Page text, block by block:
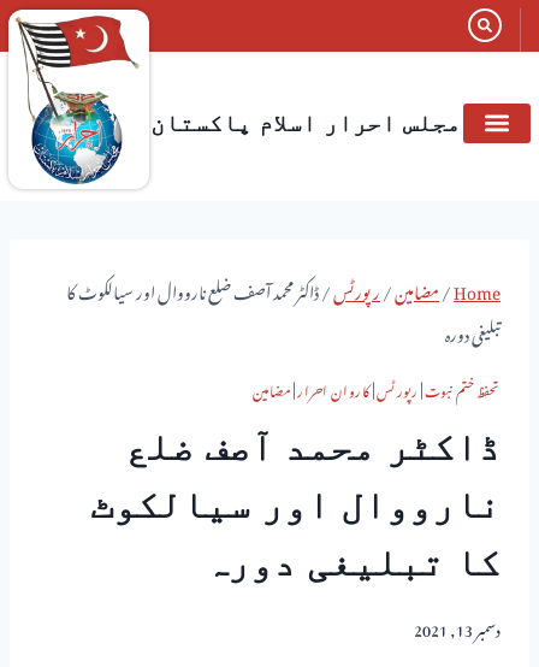
مجلس احرار اسلام پاکستان
Home
/مضامین/رپورٹس/ڈاکٹر محمد آصف ضلع نارووال اور سیالکوٹ کا
تبلیغی دورہ
تحفظ ختم نبوت|رپورٹس|کاروان احرار|مضامین
ڈاکٹر محمد آصف ضلع
نارووال اور سیالکوٹ
کا تبلیغی دورہ
دسمبر 13, 2021